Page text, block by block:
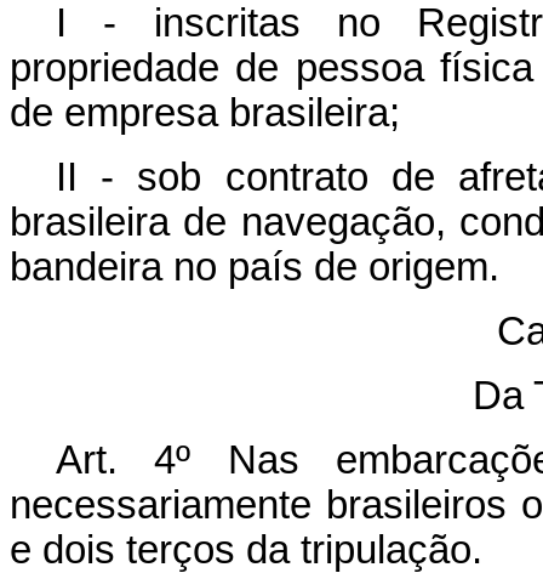
I - inscritas no
propriedade de pessoa
de empresa brasileira;
II - sob contrato de
brasileira de navegação,
bandeira no país de origem.
Da
Art. 4º Nas
necessariamente brasileiros
e dois terços da tripulação.